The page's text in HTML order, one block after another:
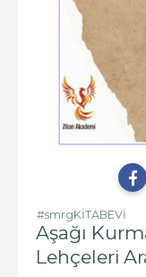
#smrgKİTABEVİ
Aşağı
Lehçeleri